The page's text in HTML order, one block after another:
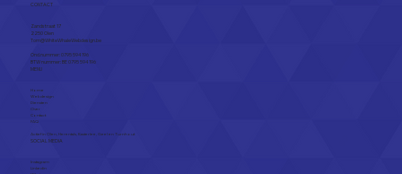
CONTACT
Zandstraat 17
2250 Olen​
Tom@WhiteWhaleWebdesign.be
Ond.nummer: 0795 594 196
BTW nummer: BE 0795 594 196
MENU
Home
Webdesign
Diensten
Over
Contact
FAQ
Actief inOlen ,Herentals ,Kasterlee ,Geelen Turnhout
SOCIAL MEDIA
Instagram
Linkedin